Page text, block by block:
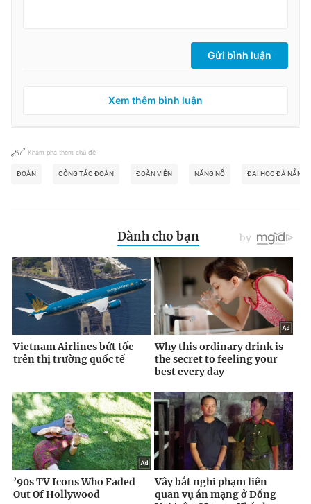
Gửi bình luận
Xem thêm bình luận
Khám phá thêm chủ đề
ĐOÀN CÔNG TÁC ĐOÀN ĐOÀN VIÊN NĂNG NỔ ĐẠI HỌC ĐÀ NẴNG